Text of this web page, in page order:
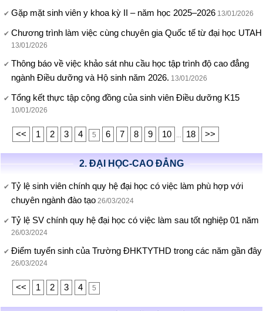
Gặp mặt sinh viên y khoa kỳ II – năm học 2025–2026 13/01/2026
Chương trình làm việc cùng chuyên gia Quốc tế từ đại học UTAH
13/01/2026
Thông báo về việc khảo sát nhu cầu học tập trình độ cao đẳng
ngành Điều dưỡng và Hộ sinh năm 2026. 13/01/2026
Tổng kết thực tập cộng đồng của sinh viên Điều dưỡng K15
10/01/2026
<< 1 2 3 4 5 6 7 8 9 10 18 >>
2. ĐẠI HỌC-CAO ĐẲNG
Tỷ lệ sinh viên chính quy hệ đại học có việc làm phù hợp với
chuyên ngành đào tạo 26/03/2024
Tỷ lệ SV chính quy hệ đại học có việc làm sau tốt nghiệp 01 năm
26/03/2024
Điểm tuyển sinh của Trường ĐHKTYTHD trong các năm gần đây
26/03/2024
<< 1 2 3 4 5